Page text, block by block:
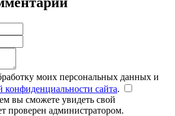
моих персональных данных и
конфиденциальности сайта.
вы сможете увидеть свой
проверен администратором.